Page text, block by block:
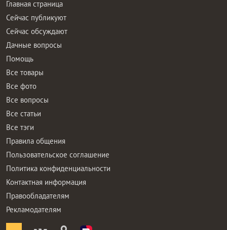
Главная страница
Сейчас публикуют
Сейчас обсуждают
Дачные вопросы
Помощь
Все товары
Все фото
Все вопросы
Все статьи
Все тэги
Правила общения
Пользовательское соглашение
Политика конфиденциальности
Контактная информация
Правообладателям
Рекламодателям